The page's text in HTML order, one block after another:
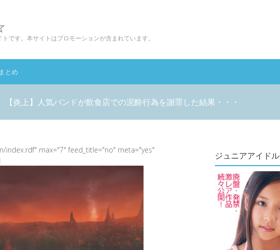
です。本サイトはプロモーションが含まれています。
とめ
【炎上】人気バンドが飲食店での泥酔行為を謝罪した結果・・・
index.rdf" max="7" feed_title="no" meta="yes"
ジュニアアイドル